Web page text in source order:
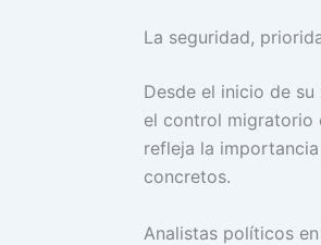
La seguridad,
Desde el inicio de
el control migratorio
refleja la
concretos.
Analistas políticos